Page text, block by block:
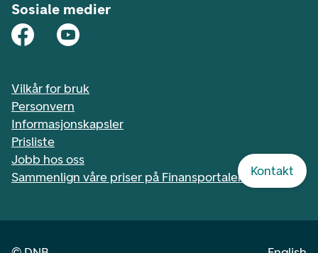
Kontakt
Sosiale medier
Vilkår for bruk
Personvern
Informasjonskapsler
Prisliste
Jobb hos oss
Sammenlign våre priser på Finansportalen.no